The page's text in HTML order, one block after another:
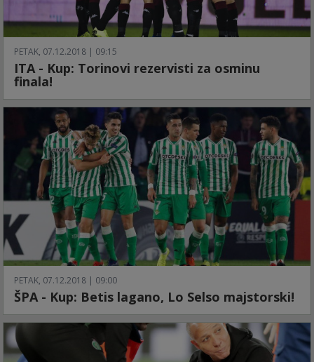
PETAK, 07.12.2018 | 09:15
ITA - Kup: Torinovi rezervisti za osminu
finala!
PETAK, 07.12.2018 | 09:00
ŠPA - Kup: Betis lagano, Lo Selso majstorski!